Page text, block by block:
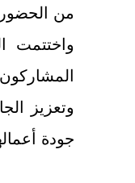
من
واختتمت
وتعزيز
جودة